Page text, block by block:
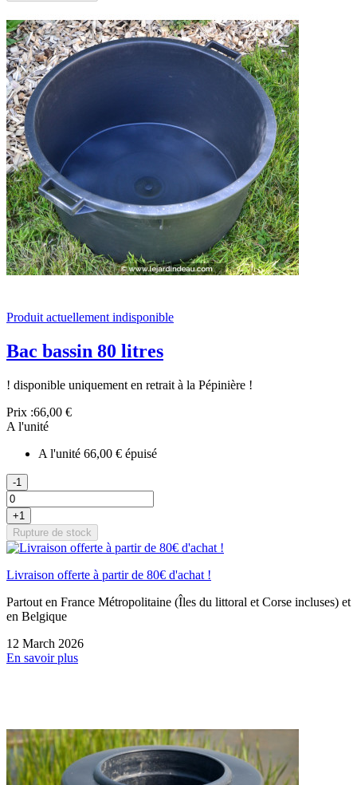
Produit actuellement indisponible
Bac bassin 80 litres
! disponible uniquement en retrait à la Pépinière !
Prix :66,00 €
A l'unité
A l'unité 66,00 € épuisé
-1
+1
Rupture de stock
Livraison offerte à partir de 80€ d'achat !
Partout en France Métropolitaine (Îles du littoral et Corse incluses) et
en Belgique
12 March 2026
En savoir plus